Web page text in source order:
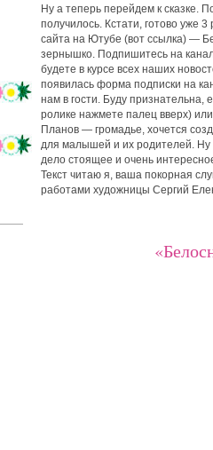
Ну а теперь перейдем к сказке.
получилось. Кстати, готово уже
сайта на Ютубе (вот ссылка) —
зернышко. Подпишитесь на
будете в курсе всех наших
появилась форма подписки на
нам в гости. Буду
ролике нажмете палец вверх)
Планов — громадье, хочется
для малышей и их родителей. Ну
дело стоящее и очень
Текст читаю я, ваша покорная
работами художницы Сергий